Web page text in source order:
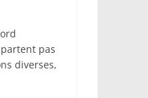
pas
diverses,